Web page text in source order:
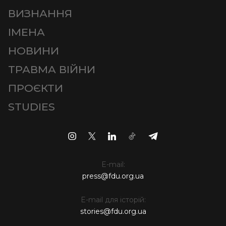
ВИЗНАННЯ
ІМЕНА
НОВИНИ
ТРАВМА ВІЙНИ
ПРОЄКТИ
STUDIES
E-mail:
press@fdu.org.ua
E-mail для історій:
stories@fdu.org.ua